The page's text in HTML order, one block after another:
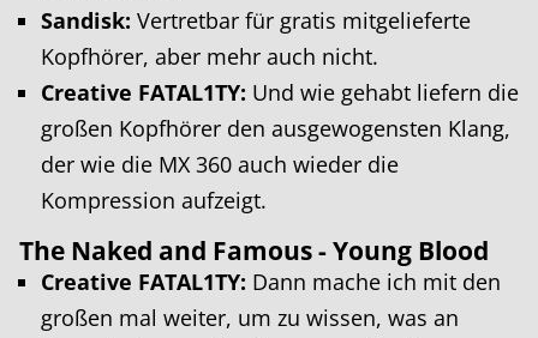
Sandisk: Vertretbar für gratis mitgelieferte
Kopfhörer, aber mehr auch nicht.
Creative FATAL1TY: Und wie gehabt liefern die
großen Kopfhörer den ausgewogensten Klang,
der wie die MX 360 auch wieder die
Kompression aufzeigt.
The Naked and Famous - Young Blood
Creative FATAL1TY: Dann mache ich mit den
großen mal weiter, um zu wissen, was an